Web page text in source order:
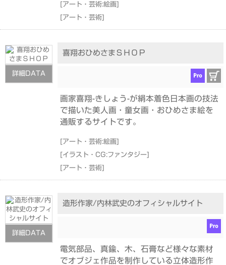
[アート・芸術:絵画]
[アート・芸術]
詳細DATA
喜翔おひめさまＳＨＯＰ
画家喜翔-きしょう-が絹本着色日本画の技法
で描いた美人画・童女画・おひめさま絵を
通販するサイトです。
[アート・芸術:絵画]
[イラスト・CG:ファンタジー]
[アート・芸術]
詳細DATA
造形作家/内林武史のオフィシャルサイト
電気部品、真鍮、木、石膏など様々な素材
でオブジェ作品を制作している立体造形作